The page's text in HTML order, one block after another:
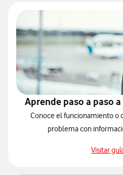
Aprende paso a paso
Conoce el funcionamiento o
problema con
Visitar